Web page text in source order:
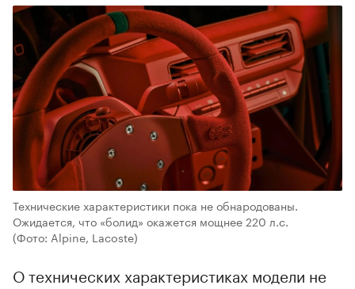
Технические характеристики пока не обнародованы.
Ожидается, что «болид» окажется мощнее 220 л.с.
(Фото: Alpine, Lacoste)
О технических характеристиках модели не